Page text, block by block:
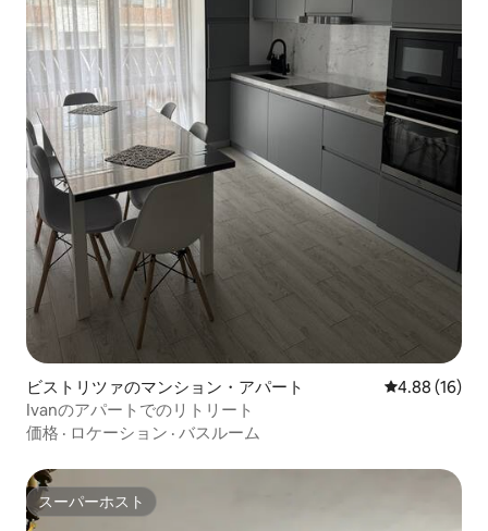
ビストリツァのマンション・アパート レビュー16
4.88 (16)
Ivanのアパートでのリトリート
価格 · ロケーション · バスルーム
スーパーホスト
スーパーホスト